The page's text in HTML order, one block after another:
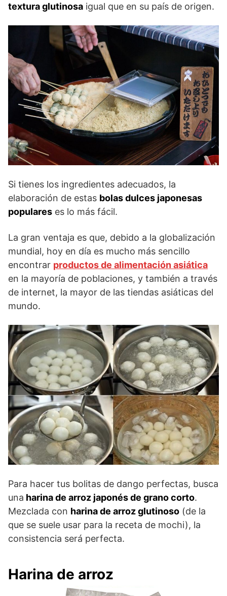
textura glutinosa igual que en su país de origen.
Si tienes los ingredientes adecuados, la
elaboración de estas bolas dulces japonesas
populares es lo más fácil.
La gran ventaja es que, debido a la globalización
mundial, hoy en día es mucho más sencillo
encontrar productos de alimentación asiática
en la mayoría de poblaciones, y también a través
de internet, la mayor de las tiendas asiáticas del
mundo.
Para hacer tus bolitas de dango perfectas, busca
una harina de arroz japonés de grano corto.
Mezclada con harina de arroz glutinoso (de la
que se suele usar para la receta de mochi), la
consistencia será perfecta.
Harina de arroz